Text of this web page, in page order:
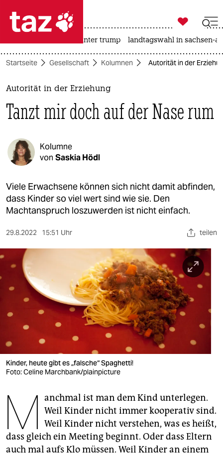
 taz zahl ich
taz zahl ich
themen
politik
öko
gesellschaft
kultur
sport
nord
wahrheit
verlag
verlag
veranstaltungen
shop
fragen & hilfe
abo
genossenschaft
epaper login

taz zahl ich
usa unter trump landtagswahl in sachsen-
Startseite Gesellschaft Kolumnen Autorität in der
Autorität in der Erziehung
Tanzt mir doch auf der Nase rum
Kolumne
von Saskia Hödl
Viele Erwachsene können sich nicht damit abfinden,
dass Kinder so viel wert sind wie sie. Den
Machtanspruch loszuwerden ist nicht einfach.
29.8.2022 15:51 Uhr teilen
Kinder, heute gibt es „falsche“ Spaghetti!
Foto: Celine Marchbank/plainpicture
M anchmal ist man dem Kind unterlegen.
Weil Kinder nicht immer kooperativ sind.
Weil Kinder nicht verstehen, was es heißt,
dass gleich ein Meeting beginnt. Oder dass Eltern
auch mal aufs Klo müssen. Weil Kinder an einem